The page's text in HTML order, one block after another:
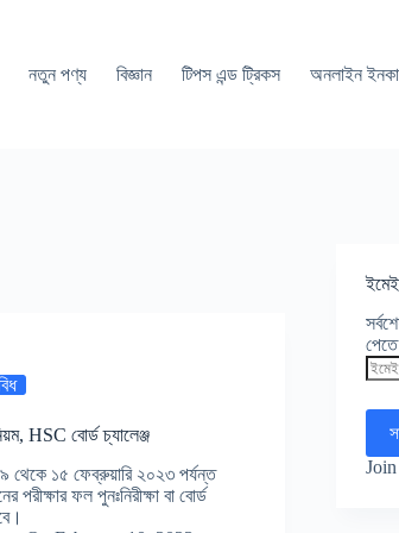
নতুন পণ্য বিজ্ঞান টিপস এন্ড ট্রিকস অনলাইন
HSC বোর্ড চ্যালেঞ্জ
থেকে ১৫ ফেব্রুয়ারি ২০২৩ পর্যন্ত
ফল পুনঃনিরীক্ষা বা বোর্ড